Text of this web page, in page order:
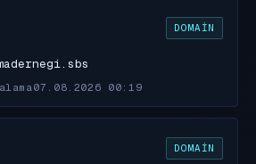
DOMAIN
07.08.2026 00:19
DOMAIN